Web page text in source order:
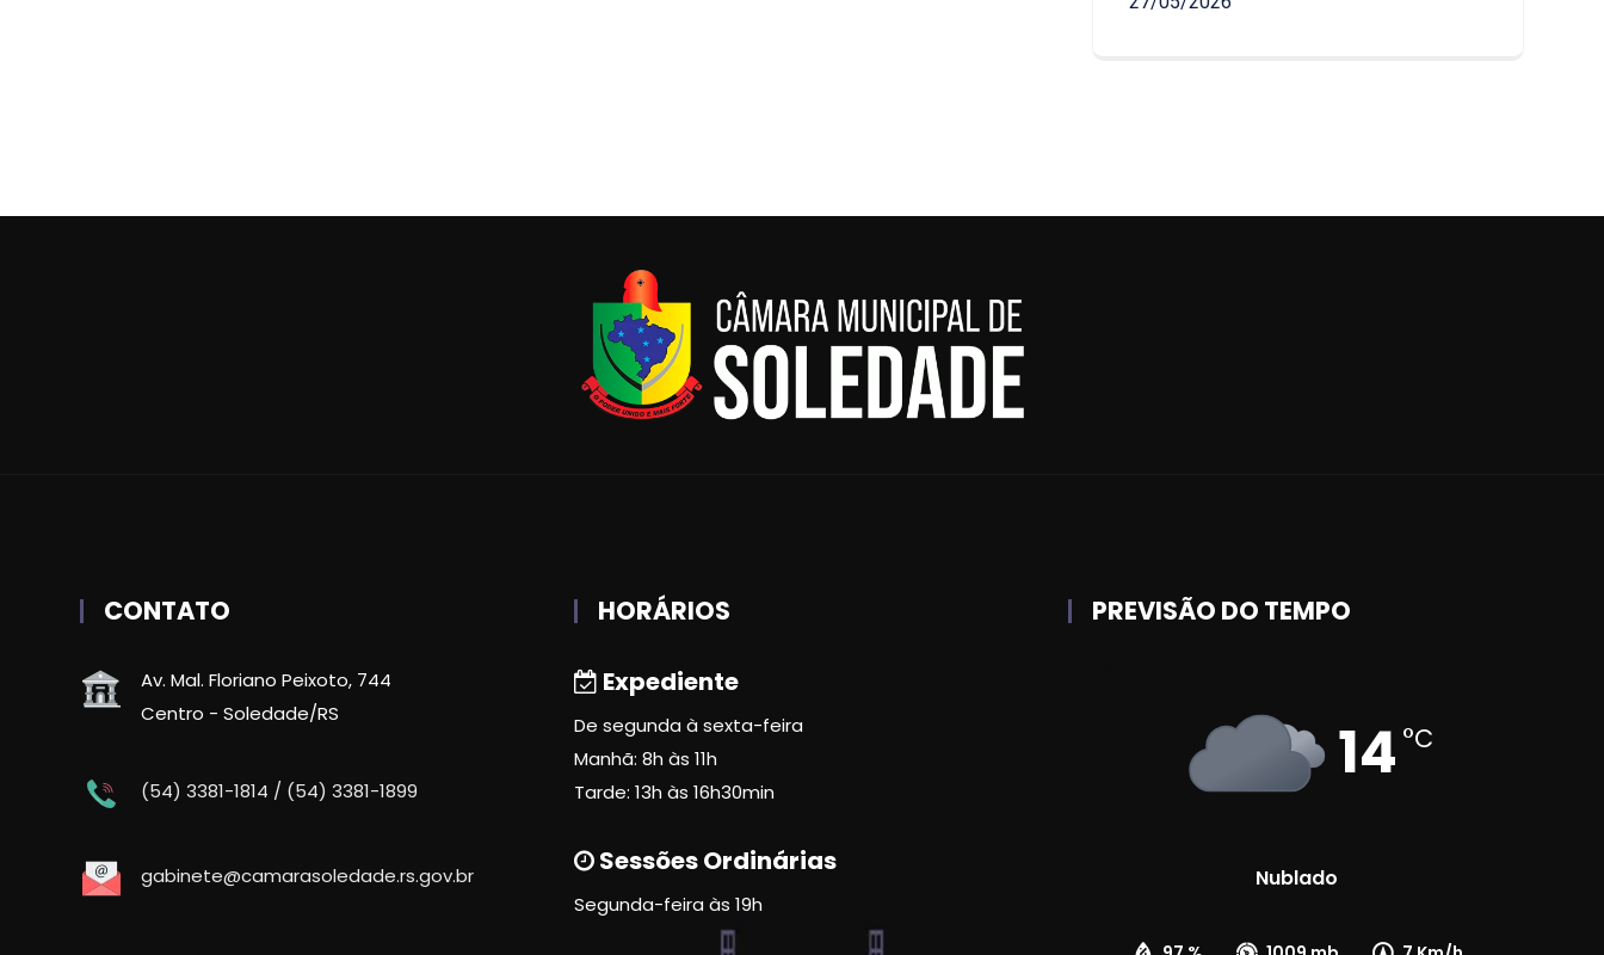
CONTATO
Av. Mal. Floriano Peixoto, 744
Centro - Soledade/RS
(54) 3381-1814 / (54) 3381-1899
gabinete@camarasoledade.rs.gov.br
HORÁRIOS
Expediente
De segunda à sexta-feira
Manhã: 8h às 11h
Tarde: 13h às 16h30min
Sessões Ordinárias
Segunda-feira às 19h
PREVISÃO DO TEMPO
14 °C
Nublado